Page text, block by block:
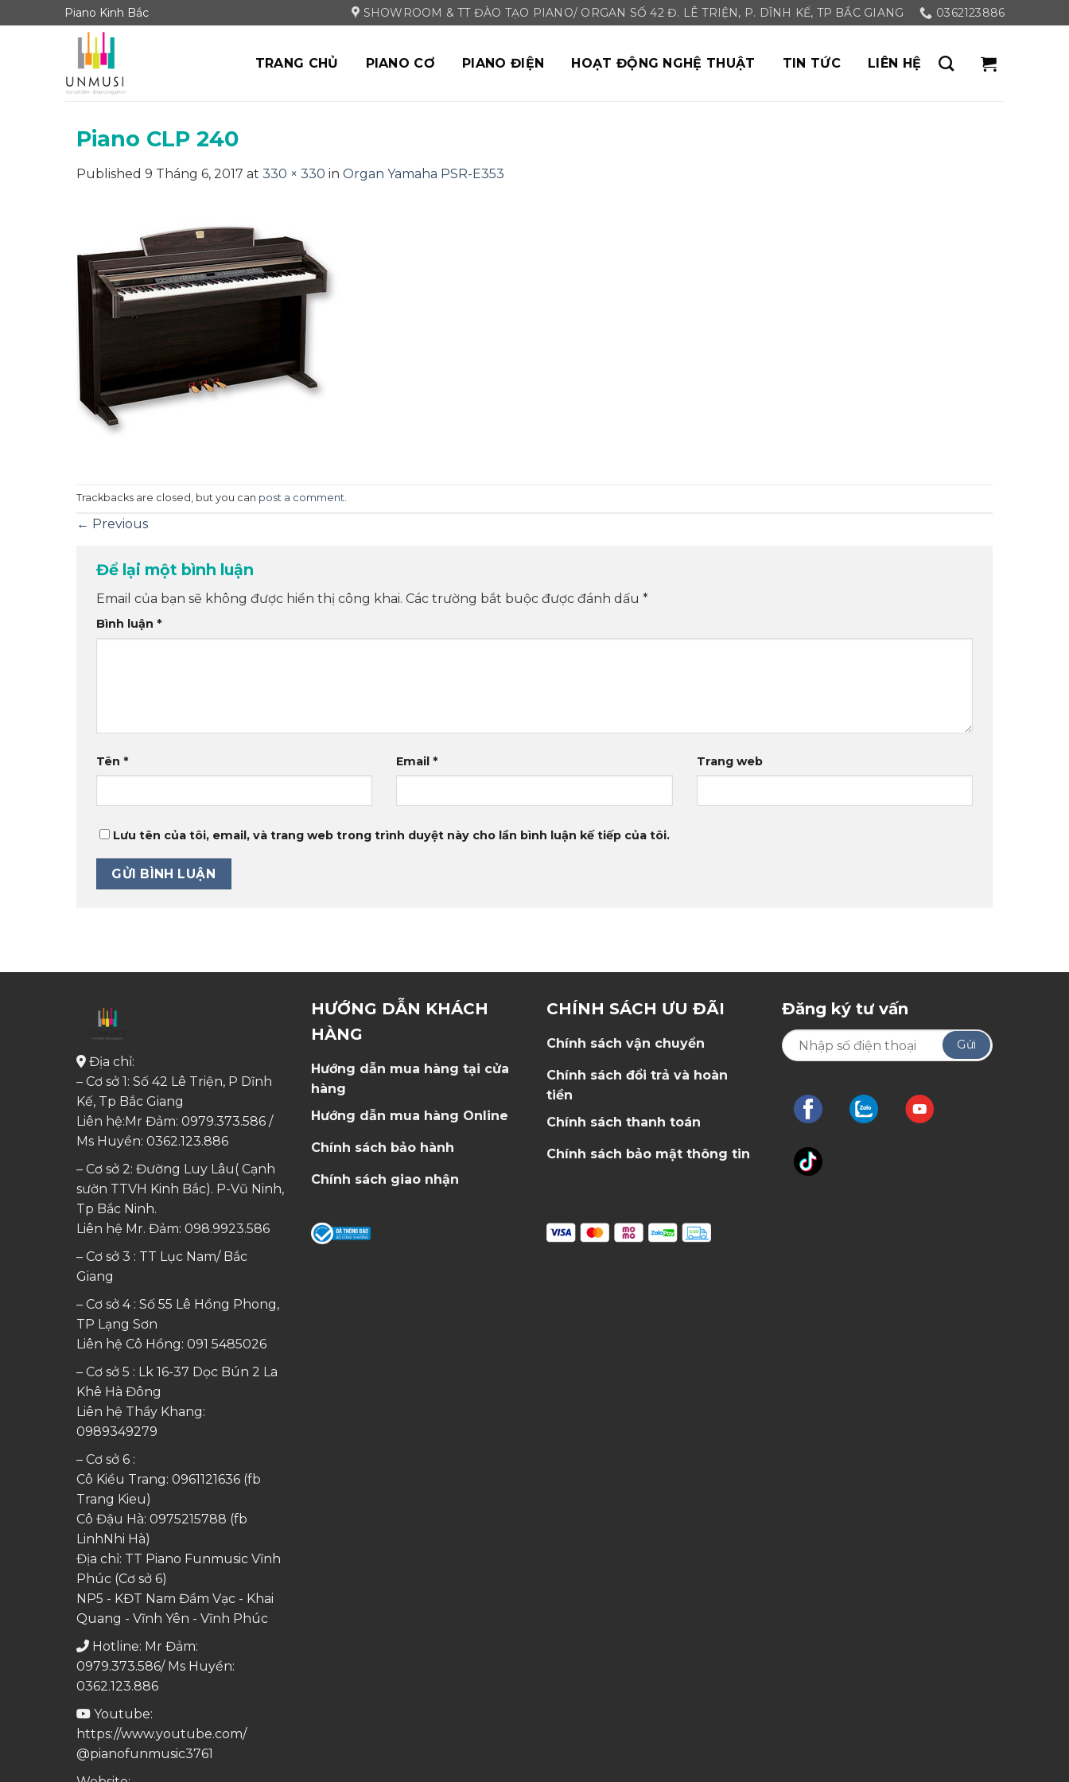
to
Piano Kinh Bắc SHOWROOM & TT ĐÀO TẠO PIANO/ ORGAN SỐ 42 Đ. LÊ TRIỆN, P. DĨNH KẾ, TP BẮC GIANG 0362123886
TRANG CHỦ PIANO CƠ PIANO ĐIỆN HOẠT ĐỘNG NGHỆ THUẬT TIN TỨC LIÊN HỆ
Piano CLP 240
Published 9 Tháng 6, 2017 at 330 × 330 in Organ Yamaha PSR-E353
Trackbacks are closed, but you can post a comment
← Previous
Để lại một bình luận
Email của bạn sẽ không được hiển thị công khai. Các trường bắt buộc được đánh dấu *
Bình luận *
Tên * Email* Trang web
Lưu tên của tôi, email, và trang web trong trình duyệt này cho lần bình luận kế tiếp của tôi.
Địa chỉ:
– Cơ sở 1: Số 42 Lê Triện, P Dĩnh
Kế, Tp Bắc Giang
Liên hệ:Mr Đảm: 0979.373.586 /
Ms Huyền: 0362.123.886
– Cơ sở 2: Đường Luy Lâu( Cạnh
sườn TTVH Kinh Bắc). P-Vũ Ninh,
Tp Bắc Ninh.
Liên hệ Mr. Đảm: 098.9923.586
– Cơ sở 3 : TT Lục Nam/ Bắc
Giang
– Cơ sở 4 : Số 55 Lê Hồng Phong,
TP Lạng Sơn
Liên hệ Cô Hồng: 091 5485026
– Cơ sở 5 : Lk 16-37 Dọc Bún 2 La
Khê Hà Đông
Liên hệ Thầy Khang:
0989349279
– Cơ sở 6 :
Cô Kiều Trang: 0961121636(fb
Trang Kieu)
Cô Đậu Hà: 0975215788 (fb
LinhNhi Hà)
Địa chỉ: TT Piano Funmusic Vĩnh
Phúc (Cơ sở 6)
NP5 - KĐT Nam Đầm Vạc - Khai
Quang - Vĩnh Yên - Vĩnh Phúc
Hotline: Mr Đảm:
0979.373.586/ Ms Huyền:
0362.123.886
Youtube:
https://www.youtube.com/
@pianofunmusic3761
HƯỚNG DẪN KHÁCH
HÀNG
Hướng dẫn mua hàng tại cửa
hàng
Hướng dẫn mua hàng Online
Chính sách bảo hành
Chính sách giao nhận
CHÍNH SÁCH ƯU ĐÃI
Chính sách vận chuyển
Chính sách đổi trả và hoàn
tiền
Chính sách thanh toán
Chính sách bảo mật thông tin
Đăng ký tư vấn